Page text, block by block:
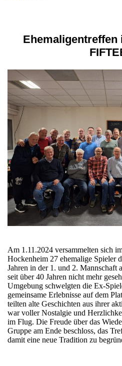
Ehemaligentreffen
Am 1.11.2024 versammelten sich
Hockenheim 27 ehemalige Spieler
Jahren in der 1. und 2. Mannschaft
seit über 40 Jahren nicht mehr
Umgebung schwelgten die Ex-
gemeinsame Erlebnisse auf dem
teilten alte Geschichten aus ihrer
war voller Nostalgie und
im Flug. Die Freude über das
Gruppe am Ende beschloss, das
damit eine neue Tradition zu